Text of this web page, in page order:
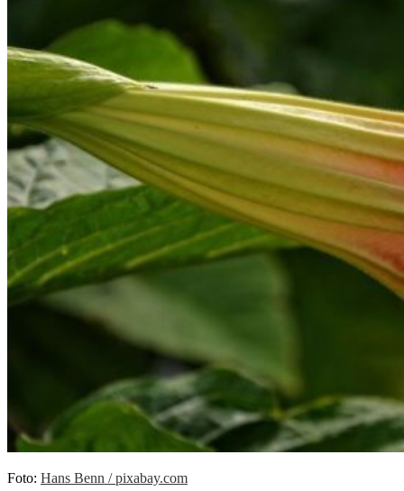
Foto: Hans Benn / pixabay.com